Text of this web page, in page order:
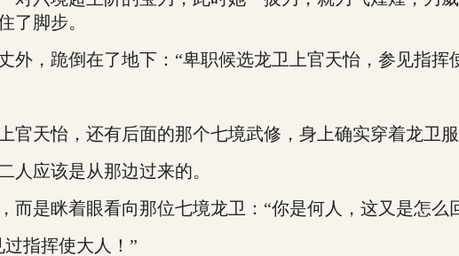
了脚步。
，跪倒在了地下：“卑职候选龙卫上官天怡，参见指挥
天怡，还有后面的那个七境武修，身上确实穿着龙卫服
应该是从那边过来的。
是眯着眼看向那位七境龙卫：“你是何人，这又是怎么
指挥使大人！”